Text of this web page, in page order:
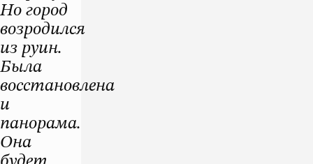
Но город
возродился
из руин.
Была
восстановлена
и
панорама.
Она